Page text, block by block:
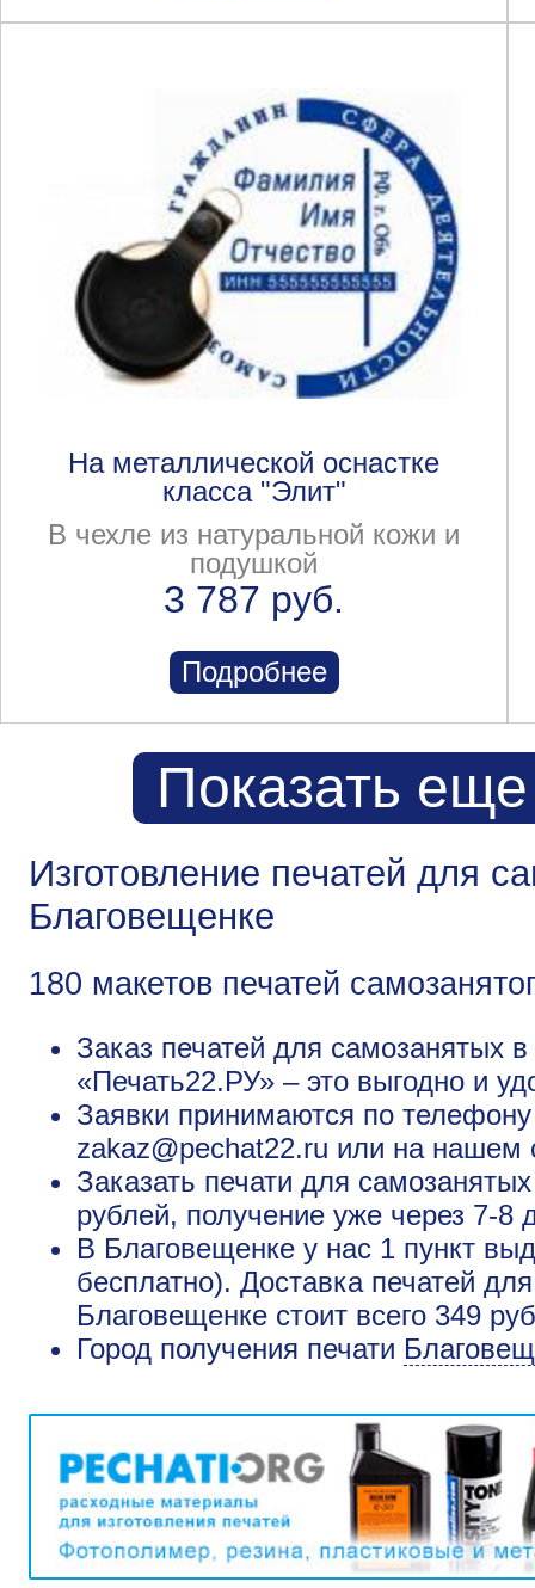
На металлической оснастке
класса "Элит"
В чехле из натуральной кожи и
подушкой
3 787 руб.
Подробнее
Показать
Изготовление печатей для
Благовещенке
180 макетов печатей
Заказ печатей для самозанятых
«Печать22.РУ» – это выгодно и
Заявки принимаются по
zakaz@pechat22.ru или на нашем
Заказать печати для
рублей, получение уже через 7-8
В Благовещенке у нас 1 пункт
бесплатно). Доставка печатей
Благовещенке стоит всего 349
Город получения печати